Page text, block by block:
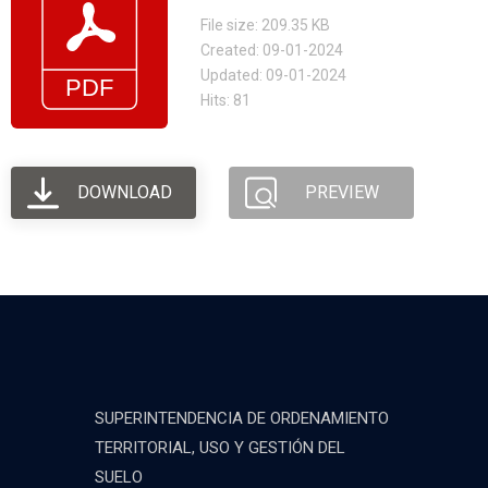
File size: 209.35 KB
Created: 09-01-2024
Updated: 09-01-2024
Hits: 81
DOWNLOAD PREVIEW
SUPERINTENDENCIA DE ORDENAMIENTO
TERRITORIAL, USO Y GESTIÓN DEL
SUELO